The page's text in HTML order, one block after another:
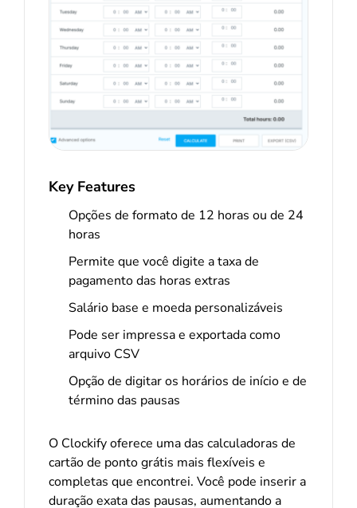
Key Features
Opções de formato de 12 horas ou de 24
horas
Permite que você digite a taxa de
pagamento das horas extras
Salário base e moeda personalizáveis
Pode ser impressa e exportada como
arquivo CSV
Opção de digitar os horários de início e de
término das pausas
O Clockify oferece uma das calculadoras de
cartão de ponto grátis mais flexíveis e
completas que encontrei. Você pode inserir a
duração exata das pausas, aumentando a